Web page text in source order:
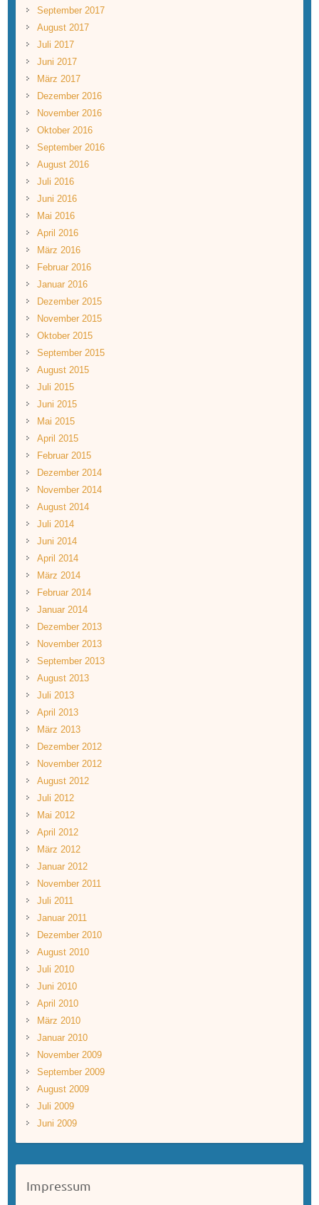
September 2017
August 2017
Juli 2017
Juni 2017
März 2017
Dezember 2016
November 2016
Oktober 2016
September 2016
August 2016
Juli 2016
Juni 2016
Mai 2016
April 2016
März 2016
Februar 2016
Januar 2016
Dezember 2015
November 2015
Oktober 2015
September 2015
August 2015
Juli 2015
Juni 2015
Mai 2015
April 2015
Februar 2015
Dezember 2014
November 2014
August 2014
Juli 2014
Juni 2014
April 2014
März 2014
Februar 2014
Januar 2014
Dezember 2013
November 2013
September 2013
August 2013
Juli 2013
April 2013
März 2013
Dezember 2012
November 2012
August 2012
Juli 2012
Mai 2012
April 2012
März 2012
Januar 2012
November 2011
Juli 2011
Januar 2011
Dezember 2010
August 2010
Juli 2010
Juni 2010
April 2010
März 2010
Januar 2010
November 2009
September 2009
August 2009
Juli 2009
Juni 2009
Impressum